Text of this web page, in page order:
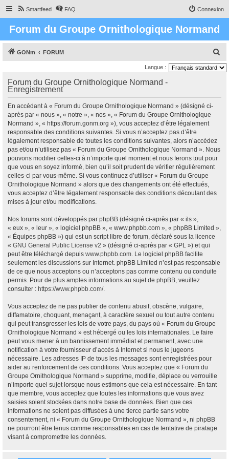
Smartfeed FAQ Connexion
Forum du Groupe Ornithologique Normand
GONm FORUM
e
Langue :
Forum du Groupe Ornithologique Normand -
Enregistrement
En accédant à « Forum du Groupe Ornithologique Normand » (désigné ci-
après par « nous », « notre », « nos », « Forum du Groupe Ornithologique
Normand », « https://forum.gonm.org »), vous acceptez d’être légalement
responsable des conditions suivantes. Si vous n’acceptez pas d’être
légalement responsable de toutes les conditions suivantes, alors n’accédez
pas et/ou n’utilisez pas « Forum du Groupe Ornithologique Normand ». Nous
pouvons modifier celles-ci à n’importe quel moment et nous ferons tout pour
que vous en soyez informé, bien qu’il soit prudent de vérifier régulièrement
celles-ci par vous-même. Si vous continuez d’utiliser « Forum du Groupe
Ornithologique Normand » alors que des changements ont été effectués,
vous acceptez d’être légalement responsable des conditions découlant des
mises à jour et/ou modifications.
Nos forums sont développés par phpBB (désigné ci-après par « ils »,
« eux », « leur », « logiciel phpBB », « www.phpbb.com », « phpBB Limited »,
« Équipes phpBB ») qui est un script libre de forum, déclaré sous la licence
« GNU General Public License v2 » (désigné ci-après par « GPL ») et qui
peut être téléchargé depuis www.phpbb.com. Le logiciel phpBB facilite
seulement les discussions sur Internet. phpBB Limited n’est pas responsable
de ce que nous acceptons ou n’acceptons pas comme contenu ou conduite
permis. Pour de plus amples informations au sujet de phpBB, veuillez
consulter : https://www.phpbb.com/.
Vous acceptez de ne pas publier de contenu abusif, obscène, vulgaire,
diffamatoire, choquant, menaçant, à caractère sexuel ou tout autre contenu
qui peut transgresser les lois de votre pays, du pays où « Forum du Groupe
Ornithologique Normand » est hébergé ou les lois internationales. Le faire
peut vous mener à un bannissement immédiat et permanent, avec une
notification à votre fournisseur d’accès à Internet si nous le jugeons
nécessaire. Les adresses IP de tous les messages sont enregistrées pour
aider au renforcement de ces conditions. Vous acceptez que « Forum du
Groupe Ornithologique Normand » supprime, modifie, déplace ou verrouille
n’importe quel sujet lorsque nous estimons que cela est nécessaire. En tant
que membre, vous acceptez que toutes les informations que vous avez
saisies soient stockées dans notre base de données. Bien que ces
informations ne soient pas diffusées à une tierce partie sans votre
consentement, ni « Forum du Groupe Ornithologique Normand », ni phpBB
ne pourront être tenus comme responsables en cas de tentative de piratage
visant à compromettre les données.